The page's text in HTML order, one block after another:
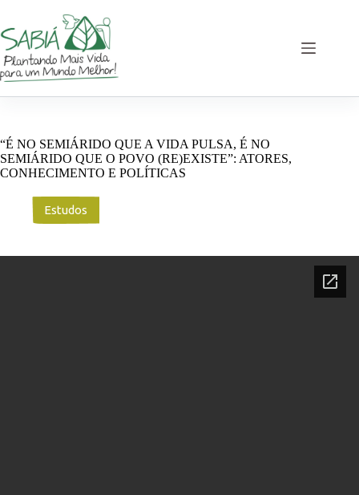
o
conteúdo
“É NO SEMIÁRIDO QUE A VIDA PULSA, É NO
SEMIÁRIDO QUE O POVO (RE)EXISTE”: ATORES,
CONHECIMENTO E POLÍTICAS
Estudos